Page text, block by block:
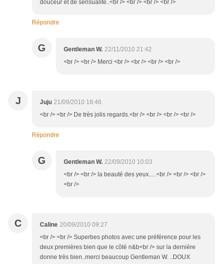
douceur et de sensualité..<br /> <br /> <br /> <br />
Répondre
G Gentleman W. 22/11/2010 21:42
<br /> <br /> Merci <br /> <br /> <br /> <br />
J Juju 21/09/2010 18:46
<br /> <br /> De très jolis regards.<br /> <br /> <br /> <br />
Répondre
G Gentleman W. 22/09/2010 10:03
<br /> <br /> la beauté des yeux.....<br /> <br /> <br />
<br />
C Caline 20/09/2010 09:27
<br /> <br /> Superbes photos avec une préférence pour les
deux premières bien que le côté n&b<br /> sur la dernière
donne très bien..merci beaucoup Gentleman W. ..DOUX